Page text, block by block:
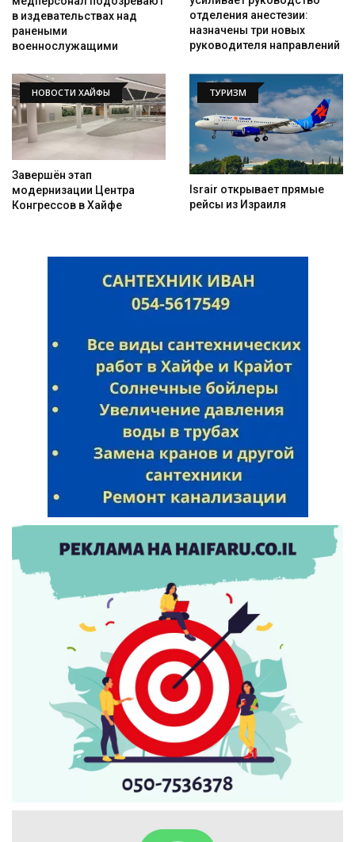
в издевательствах над
ранеными
военнослужащими
отделения анестезии:
назначены три новых
руководителя направлений
НОВОСТИ ХАЙФЫ
Завершён этап
модернизации Центра
Конгрессов в Хайфе
ТУРИЗМ
Israir открывает прямые
рейсы из Израиля